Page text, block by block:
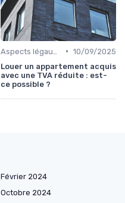
• 10/09/2025
Louer un appartement acquis
avec une TVA réduite : est-
ce possible ?
Février 2024
Octobre 2024